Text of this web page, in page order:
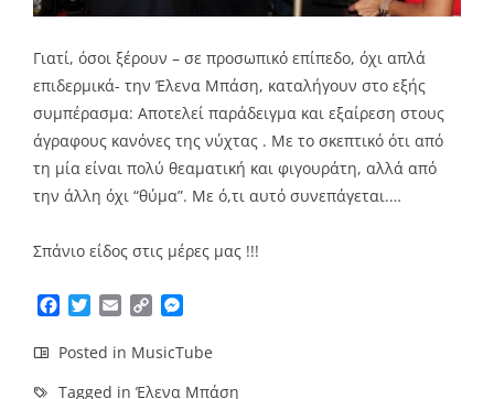
Γιατί, όσοι ξέρουν – σε προσωπικό επίπεδο, όχι απλά
επιδερμικά- την Έλενα Μπάση, καταλήγουν στο εξής
συμπέρασμα: Αποτελεί παράδειγμα και εξαίρεση στους
άγραφους κανόνες της νύχτας . Με το σκεπτικό ότι από
τη μία είναι πολύ θεαματική και φιγουράτη, αλλά από
την άλλη όχι “θύμα”. Με ό,τι αυτό συνεπάγεται.…
Σπάνιο είδος στις μέρες μας !!!
Facebook
TwitterEmailCopy
Posted in MusicTube
Tagged in Έλενα Μπάση